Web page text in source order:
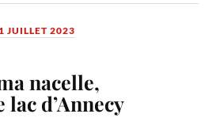
JUILLET 2023
nacelle,
lac d’Annecy